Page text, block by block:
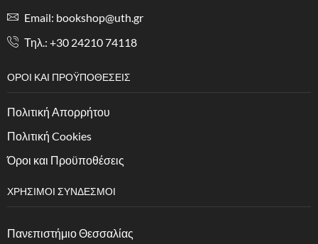
Email: bookshop@uth.gr
Τηλ.: +30 24210 74118
ΟΡΟΙ ΚΑΙ ΠΡΟΫΠΟΘΕΣΕΙΣ
Πολιτική Απορρήτου
Πολιτική Cookies
Όροι και Προϋποθέσεις
ΧΡΗΣΙΜΟΙ ΣΥΝΔΕΣΜΟΙ
Πανεπιστήμιο Θεσσαλίας